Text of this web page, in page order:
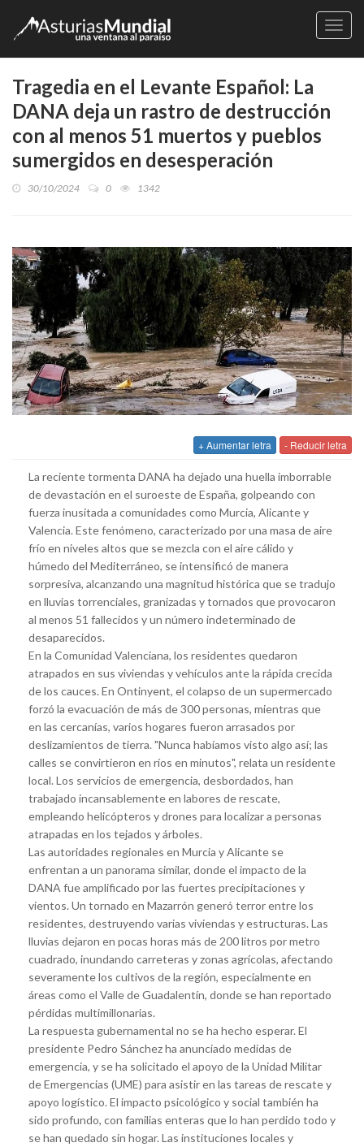
Tragedia en el Levante Español: La
DANA deja un rastro de destrucción
con al menos 51 muertos y pueblos
sumergidos en desesperación
30/10/2024 0 1342
+ Aumentar letra - Reducir letra
La reciente tormenta DANA ha dejado una huella imborrable
de devastación en el suroeste de España, golpeando con
fuerza inusitada a comunidades como Murcia, Alicante y
Valencia. Este fenómeno, caracterizado por una masa de aire
frío en niveles altos que se mezcla con el aire cálido y
húmedo del Mediterráneo, se intensificó de manera
sorpresiva, alcanzando una magnitud histórica que se tradujo
en lluvias torrenciales, granizadas y tornados que provocaron
al menos 51 fallecidos y un número indeterminado de
desaparecidos.
En la Comunidad Valenciana, los residentes quedaron
atrapados en sus viviendas y vehículos ante la rápida crecida
de los cauces. En Ontinyent, el colapso de un supermercado
forzó la evacuación de más de 300 personas, mientras que
en las cercanías, varios hogares fueron arrasados por
deslizamientos de tierra. "Nunca habíamos visto algo así; las
calles se convirtieron en ríos en minutos", relata un residente
local. Los servicios de emergencia, desbordados, han
trabajado incansablemente en labores de rescate,
empleando helicópteros y drones para localizar a personas
atrapadas en los tejados y árboles.
Las autoridades regionales en Murcia y Alicante se
enfrentan a un panorama similar, donde el impacto de la
DANA fue amplificado por las fuertes precipitaciones y
vientos. Un tornado en Mazarrón generó terror entre los
residentes, destruyendo varias viviendas y estructuras. Las
lluvias dejaron en pocas horas más de 200 litros por metro
cuadrado, inundando carreteras y zonas agrícolas, afectando
severamente los cultivos de la región, especialmente en
áreas como el Valle de Guadalentín, donde se han reportado
pérdidas multimillonarias.
La respuesta gubernamental no se ha hecho esperar. El
presidente Pedro Sánchez ha anunciado medidas de
emergencia, y se ha solicitado el apoyo de la Unidad Militar
de Emergencias (UME) para asistir en las tareas de rescate y
apoyo logístico. El impacto psicológico y social también ha
sido profundo, con familias enteras que lo han perdido todo y
se han quedado sin hogar. Las instituciones locales y